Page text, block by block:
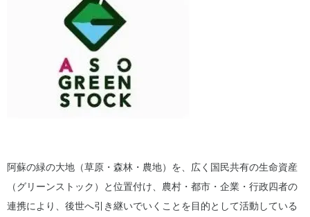
阿蘇の緑の大地（草原・森林・農地）を、広く国民共有の生命資産
（グリーンストック）と位置付け、農村・都市・企業・行政四者の
連携により、後世へ引き継いでいくことを目的として活動している